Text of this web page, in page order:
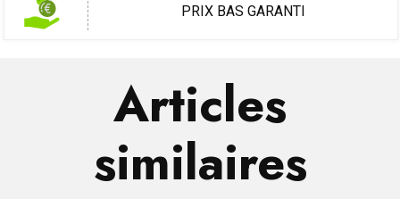
PRIX BAS GARANTI
Articles
similaires